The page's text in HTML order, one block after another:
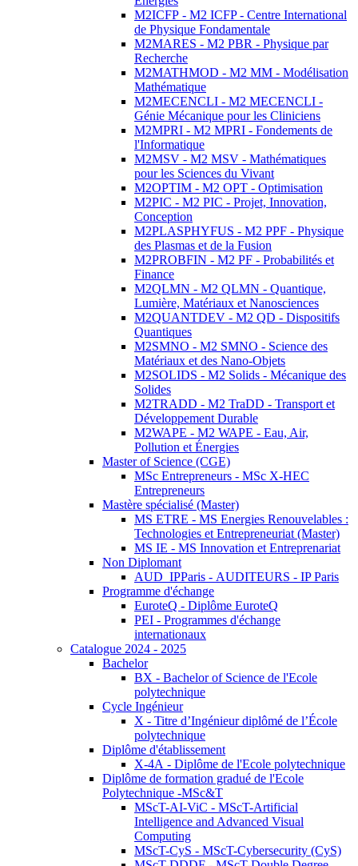
M2ICFP - M2 ICFP - Centre International
de Physique Fondamentale
M2MARES - M2 PBR - Physique par
Recherche
M2MATHMOD - M2 MM - Modélisation
Mathématique
M2MECENCLI - M2 MECENCLI -
Génie Mécanique pour les Cliniciens
M2MPRI - M2 MPRI - Fondements de
l'Informatique
M2MSV - M2 MSV - Mathématiques
pour les Sciences du Vivant
M2OPTIM - M2 OPT - Optimisation
M2PIC - M2 PIC - Projet, Innovation,
Conception
M2PLASPHYFUS - M2 PPF - Physique
des Plasmas et de la Fusion
M2PROBFIN - M2 PF - Probabilités et
Finance
M2QLMN - M2 QLMN - Quantique,
Lumière, Matériaux et Nanosciences
M2QUANTDEV - M2 QD - Dispositifs
Quantiques
M2SMNO - M2 SMNO - Science des
Matériaux et des Nano-Objets
M2SOLIDS - M2 Solids - Mécanique des
Solides
M2TRADD - M2 TraDD - Transport et
Développement Durable
M2WAPE - M2 WAPE - Eau, Air,
Pollution et Énergies
Master of Science (CGE)
MSc Entrepreneurs - MSc X-HEC
Entrepreneurs
Mastère spécialisé (Master)
MS ETRE - MS Energies Renouvelables :
Technologies et Entrepreneuriat (Master)
MS IE - MS Innovation et Entreprenariat
Non Diplomant
AUD_IPParis - AUDITEURS - IP Paris
Programme d'échange
EuroteQ - Diplôme EuroteQ
PEI - Programmes d'échange
internationaux
Catalogue 2024 - 2025
Bachelor
BX - Bachelor of Science de l'Ecole
polytechnique
Cycle Ingénieur
X - Titre d’Ingénieur diplômé de l’École
polytechnique
Diplôme d'établissement
X-4A - Diplôme de l'Ecole polytechnique
Diplôme de formation gradué de l'Ecole
Polytechnique -MSc&T
MScT-AI-ViC - MScT-Artificial
Intelligence and Advanced Visual
Computing
MScT-CyS - MScT-Cybersecurity (CyS)